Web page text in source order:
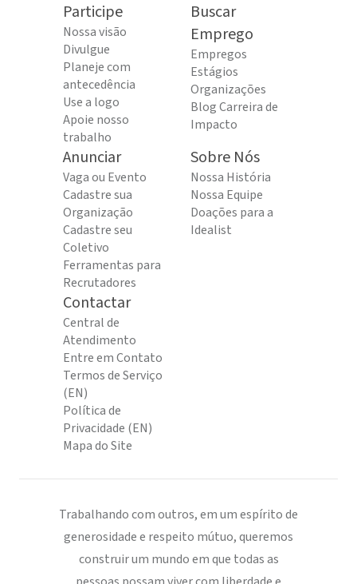
Participe
Nossa visão
Divulgue
Planeje com
antecedência
Use a logo
Apoie nosso
trabalho
Buscar
Emprego
Empregos
Estágios
Organizações
Blog Carreira de
Impacto
Anunciar
Vaga ou Evento
Cadastre sua
Organização
Cadastre seu
Coletivo
Ferramentas para
Recrutadores
Sobre Nós
Nossa História
Nossa Equipe
Doações para a
Idealist
Contactar
Central de
Atendimento
Entre em Contato
Termos de Serviço
(EN)
Política de
Privacidade (EN)
Mapa do Site
Trabalhando com outros, em um espírito de
generosidade e respeito mútuo, queremos
construir um mundo em que todas as